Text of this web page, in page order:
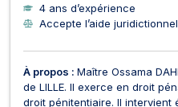
4 ans d’expérience
Accepte l’aide
À propos : Maître Ossama
de LILLE. Il exerce en droit
droit pénitentiaire. Il intervient